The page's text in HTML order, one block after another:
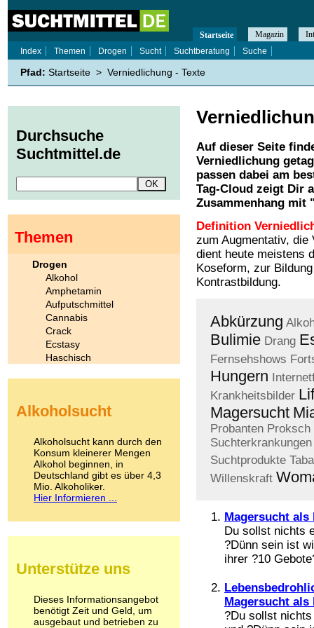
Auf dieser Seite
Verniedlichung
passen dabei am
Tag-Cloud zeigt Dir
Zusammenhang mit
Definition
zum Augmentativ,
dient heute meistens
Koseform, zur
Kontrastbildung.
Abkürzung
Bulimie Drang
Fernsehshows
Hungern
Krankheitsbilder
Magersucht
Probanten Proksch
Suchterkrankungen
Suchtprodukte
Willenskraft
Magersucht als
Du sollst nichts
?Dünn sein ist
ihrer ?10
Magersucht als
?Du sollst
Startseite Magazin
Index
Themen Drogen Sucht Suchtberatung Suche
Pfad: Startseite > Verniedlichung - Texte
Durchsuche
Suchtmittel.de
Themen
Drogen
Alkohol
Amphetamin
Aufputschmittel
Cannabis
Crack
Ecstasy
Haschisch
Kokain
LSD
Marihuana
Medikamente
Meskalin
Metamphetamin
Methadon
Pilze
Psychopharmaka
Schlafmittel
Schmerzmittel
Alkoholsucht
Alkoholsucht kann durch den
Konsum kleinerer Mengen
Alkohol beginnen, in
Deutschland gibt es über 4,3
Mio. Alkoholiker.
Hier Informieren ...
Unterstütze uns
Dieses Informationsangebot
benötigt Zeit und Geld, um
ausgebaut und betrieben zu